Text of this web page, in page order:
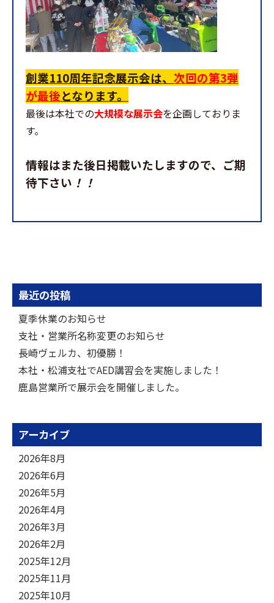
創業110周年記念展示会は、 次回の第3弾
が最後となります。
最後は本社での大規模な展示会を企画しておりま
す。
情報はまた後日掲載いたしますので、ご期
待下さい ！！
最近の投稿
夏季休業のお知らせ
支社・営業所名称変更のお知らせ
長崎ヴェルカ、初優勝！
本社・松浦支社でAED講習会を実施しました！
鹿島営業所で展示会を開催しました。
アーカイブ
2026年8月
2026年6月
2026年5月
2026年4月
2026年3月
2026年2月
2025年12月
2025年11月
2025年10月